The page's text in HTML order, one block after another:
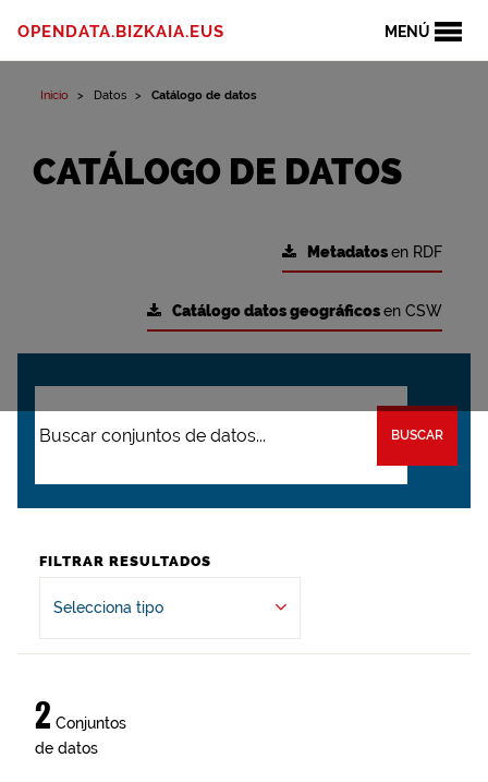
MENÚ
OPENDATA.BIZKAIA.EUS
Inicio Datos Catálogo de datos
CATÁLOGO DE DATOS
Metadatosen RDF
Catálogo datos geográficosen CSW
BUSCAR
FILTRAR RESULTADOS
Selecciona tipo
2 Conjuntos
de datos